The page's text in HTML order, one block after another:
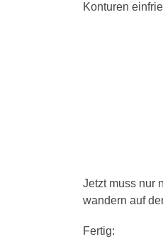
Konturen
Jetzt muss nur
wandern auf
Fertig: